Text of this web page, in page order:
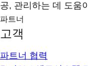
공, 관리하는 데 도움
파트너
고객
파트너 협력